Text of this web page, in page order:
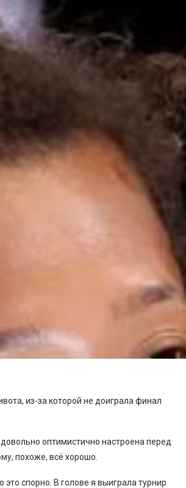
из-за которой не доиграла финал
оптимистично настроена перед
похоже, всё хорошо.
спорно. В голове я выиграла турнир